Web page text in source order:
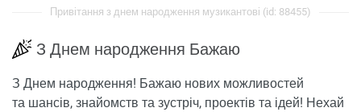
Привітання з днем ​​народження музикантові (id: 88455)
З Днем народження Бажаю
З Днем народження! Бажаю нових можливостей
та шансів, знайомств та зустріч, проектів та ідей! Нехай